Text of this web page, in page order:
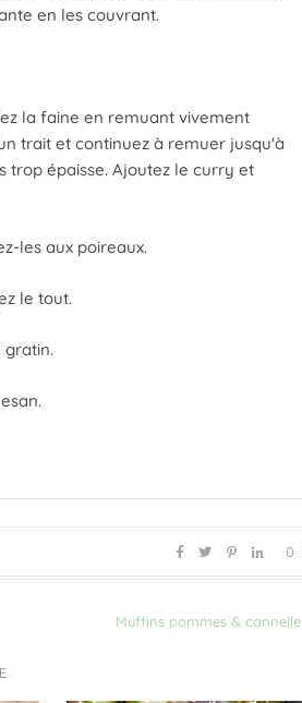
en les couvrant.
la faine en remuant vivement
trait et continuez à remuer jusqu'à
trop épaisse. Ajoutez le curry et
les aux poireaux.
le tout.
0
Muffins pommes & cannelle